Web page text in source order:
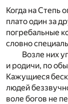
Когда на Степь
плато один за
погребальные
словно
Возле них
и родичи, по
Кажущиеся
людей
воле богов не